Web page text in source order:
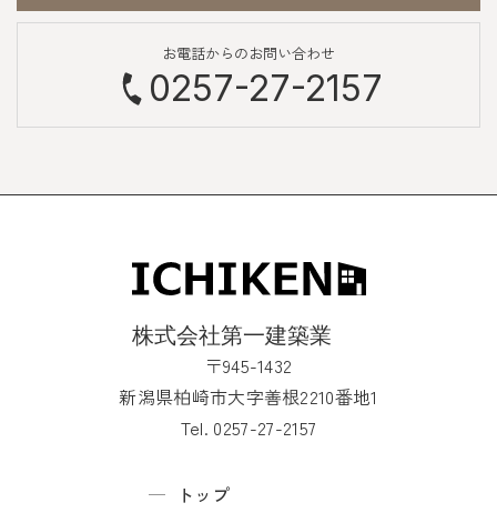
お電話からのお問い合わせ
0257-27-2157
〒945-1432
新潟県柏崎市大字善根2210番地1
Tel. 0257-27-2157
トップ